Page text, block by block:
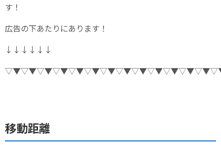
す！
広告の下あたりにあります！
↓↓↓↓↓↓
移動距離